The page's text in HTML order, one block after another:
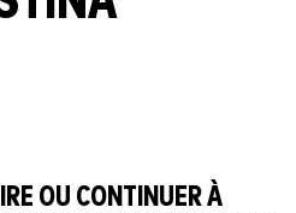
OU CONTINUER À